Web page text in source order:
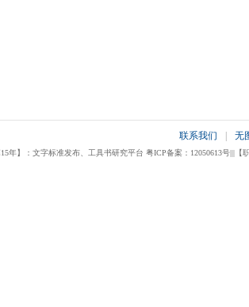
联系我们 无
年】：文字标准发布、工具书研究平台 粤ICP备案：12050613号|||【